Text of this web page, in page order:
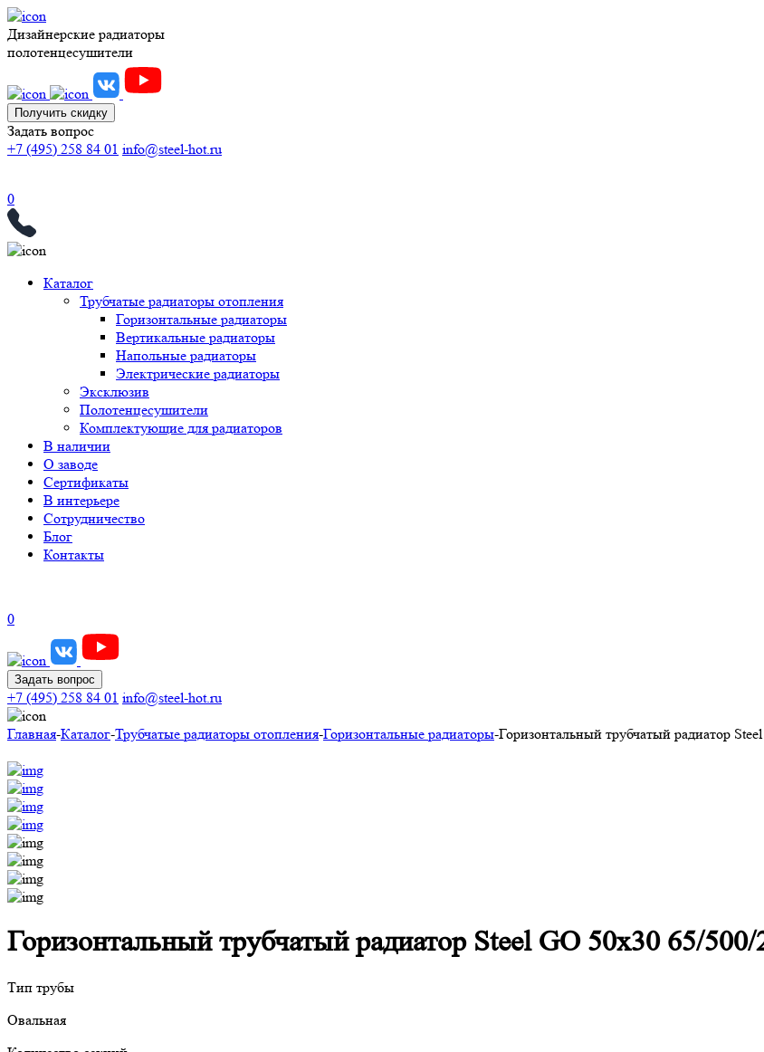
Дизайнерские радиаторы
полотенцесушители
Получить скидку
Задать вопрос
+7 (495) 258 84 01 info@steel-hot.ru
0
Каталог
Трубчатые радиаторы отопления
Горизонтальные радиаторы
Вертикальные радиаторы
Напольные радиаторы
Электрические радиаторы
Эксклюзив
Полотенцесушители
Комплектующие для радиаторов
В наличии
О заводе
Сертификаты
В интерьере
Сотрудничество
Блог
Контакты
0
Задать вопрос
+7 (495) 258 84 01 info@steel-hot.ru
Главная-Каталог-Трубчатые радиаторы отопления-Горизонтальные радиаторы-Горизонтальный трубчатый радиатор
Горизонтальный трубчатый радиатор Steel GO 50х30 65/
Тип трубы
Овальная